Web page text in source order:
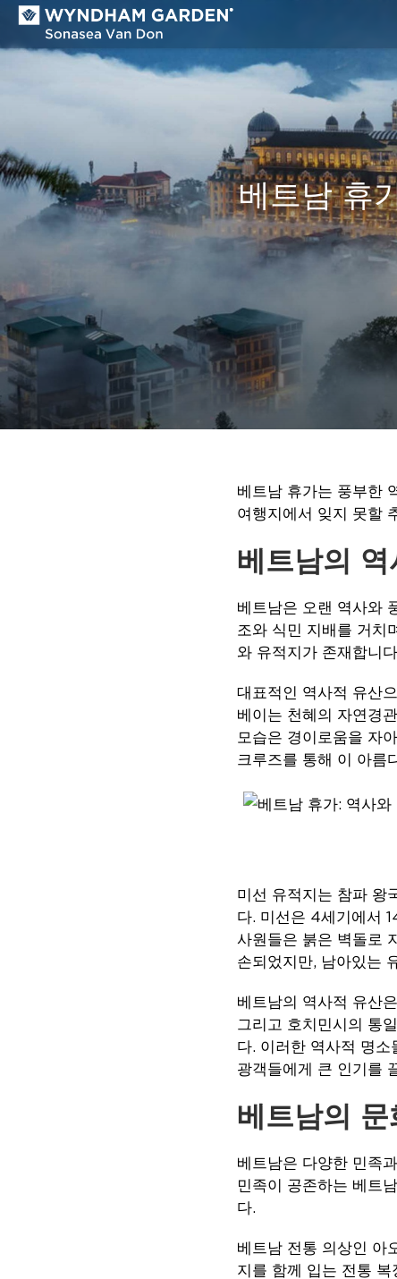
베트남 휴
베트남 휴가는 풍부한
여행지에서 잊지 못할
베트남의
베트남은 오랜 역사와
조와 식민 지배를 거치
와 유적지가 존재합니다.
대표적인 역사적 유산
베이는 천혜의 자연경
모습은 경이로움을 자
크루즈를 통해 이 아름
미선 유적지는 참파 왕
다. 미선은 4세기에서
사원들은 붉은 벽돌로
손되었지만, 남아있는
베트남의 역사적 유산
그리고 호치민시의 통
다. 이러한 역사적 명
광객들에게 큰 인기를
베트남의
베트남은 다양한 민족
민족이 공존하는 베트
다.
베트남 전통 의상인 아
지를 함께 입는 전통